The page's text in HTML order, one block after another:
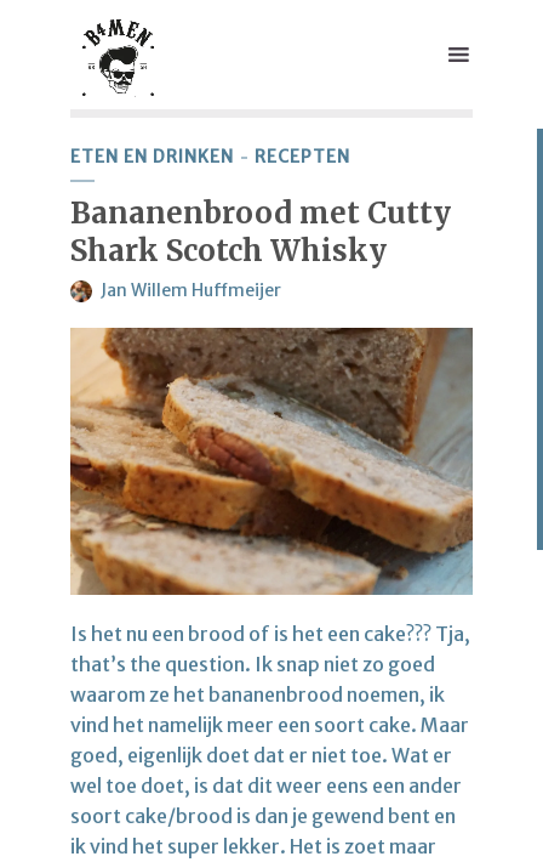
ETEN EN DRINKEN RECEPTEN
Bananenbrood met Cutty
Shark Scotch Whisky
Jan Willem Huffmeijer
Is het nu een brood of is het een cake??? Tja,
that’s the question. Ik snap niet zo goed
waarom ze het bananenbrood noemen, ik
vind het namelijk meer een soort cake. Maar
goed, eigenlijk doet dat er niet toe. Wat er
wel toe doet, is dat dit weer eens een ander
soort cake/brood is dan je gewend bent en
ik vind het super lekker. Het is zoet maar